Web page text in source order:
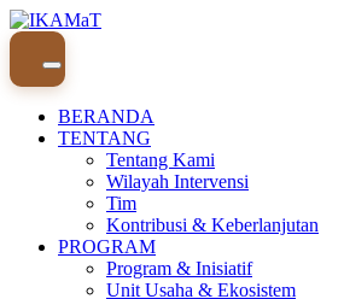
Skip
to
content
BERANDA
TENTANG
Tentang Kami
Wilayah Intervensi
Tim
Kontribusi & Keberlanjutan
PROGRAM
Program & Inisiatif
Unit Usaha & Ekosistem